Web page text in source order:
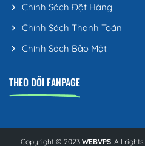
Chính Sách Đặt Hàng
Chính Sách Thanh Toán
Chính Sách Bảo Mật
THEO DÕI FANPAGE
Copyright © 2023 WEBVPS. All